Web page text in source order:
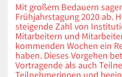
Mit großem Bedauern
Frühjahrstagung 2020 ab.
steigende Zahl von
Mitarbeitern und
kommenden Wochen ein
haben. Dieses Vorgehen
Vortragende als auch
Teilnehmerinnen und